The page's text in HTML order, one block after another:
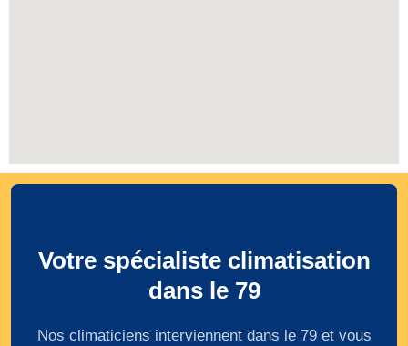
Votre spécialiste climatisation
dans le 79
Nos climaticiens interviennent dans le 79 et vous